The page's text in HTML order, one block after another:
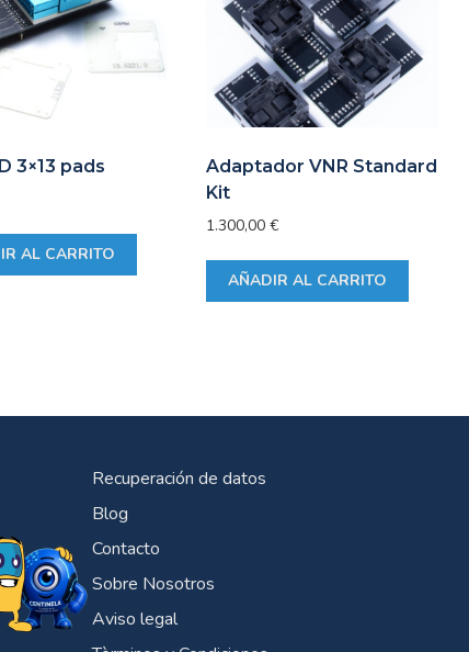
3×13 pads
AL CARRITO
Adaptador VNR Standard
Kit
1.300,00€
AÑADIR AL CARRITO
Recuperación de datos
Blog
Contacto
Sobre Nosotros
Aviso legal